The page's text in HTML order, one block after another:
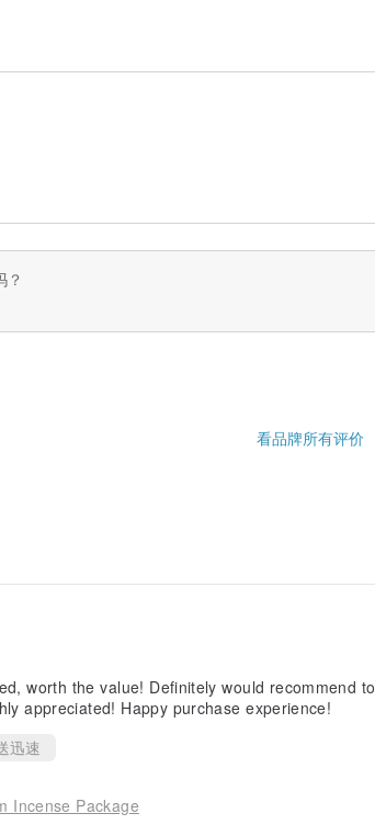
看品牌所有评价
worth the value! Definitely would recommend to
appreciated! Happy purchase experience!
迅速
Incense Package